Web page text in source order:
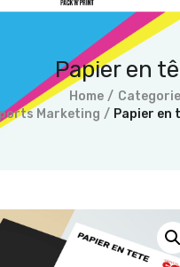
Papier en
Home
Marketing
Papier en
en ligne